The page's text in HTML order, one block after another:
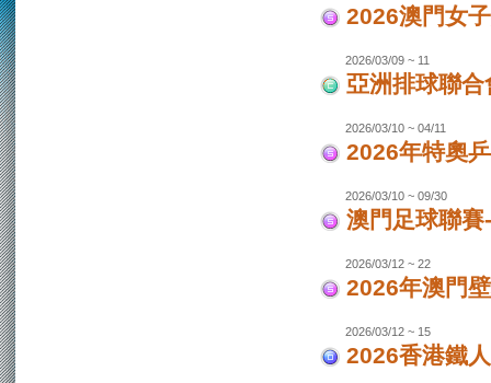
2026澳門女
2026/03/09 ~ 11
亞洲排球聯
2026/03/10 ~ 04/11
2026年特奧
2026/03/10 ~ 09/30
澳門足球聯
2026/03/12 ~ 22
2026年澳門
2026/03/12 ~ 15
2026香港鐵